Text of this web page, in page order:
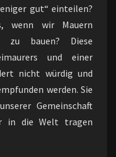
gut“ einteilen?
wenn wir Mauern
zu bauen? Diese
und einer
nicht würdig und
werden. Sie
Gemeinschaft
in die Welt tragen